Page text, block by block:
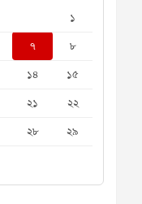
১
৭
৮
১৪
১৫
২১
২২
২৮
২৯